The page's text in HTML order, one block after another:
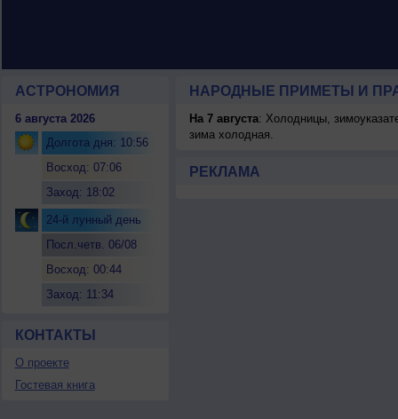
АСТРОНОМИЯ
6 августа 2026
Долгота дня: 10:56
Восход: 07:06
Заход: 18:02
24-й лунный день
Посл.четв. 06/08
Восход: 00:44
Заход: 11:34
КОНТАКТЫ
О проекте
Гостевая книга
НАРОДНЫЕ ПРИМЕТЫ И
На 7 августа: Холодницы,
зима холодная.
РЕКЛАМА